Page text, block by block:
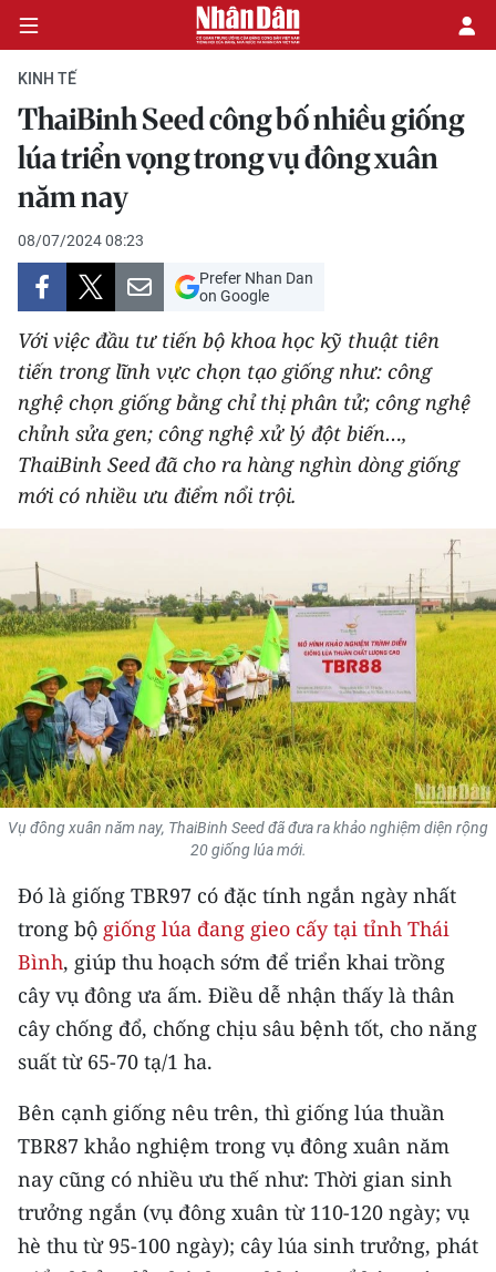
CHÍNH TRỊ
KINH TẾ
VĂN HÓA
XÃ HỘI
PHÁP LUẬT
DU LỊCH
THẾ GIỚI
THỂ THAO
GIÁO DỤC
Y TẾ
KHOA HỌC - CÔNG NGHỆ
MÔI TRƯỜNG
BẠN ĐỌC
KIỂM CHỨNG THÔNG TIN
TRI THỨC CHUYÊN SÂU
54 DÂN TỘC VIỆT NAM
CHƯƠNG TRÌNH OCOP - MỖI XÃ
MỘT SẢN PHẨM
RADIO
MEDIA CENTER
E-Magazine
Video
KINH TẾ
ThaiBinh Seed công bố nhiều giống
lúa triển vọng trong vụ đông xuân
năm nay
08/07/2024 08:23
Prefer Nhan Dan
on Google
Với việc đầu tư tiến bộ khoa học kỹ thuật tiên
tiến trong lĩnh vực chọn tạo giống như: công
nghệ chọn giống bằng chỉ thị phân tử; công nghệ
chỉnh sửa gen; công nghệ xử lý đột biến…,
ThaiBinh Seed đã cho ra hàng nghìn dòng giống
mới có nhiều ưu điểm nổi trội.
Vụ đông xuân năm nay, ThaiBinh Seed đã đưa ra khảo nghiệm diện rộng
20 giống lúa mới.
Đó là giống TBR97 có đặc tính ngắn ngày nhất
trong bộ giống lúa đang gieo cấy tại tỉnh Thái
Bình, giúp thu hoạch sớm để triển khai trồng
cây vụ đông ưa ấm. Điều dễ nhận thấy là thân
cây chống đổ, chống chịu sâu bệnh tốt, cho năng
suất từ 65-70 tạ/1 ha.
Bên cạnh giống nêu trên, thì giống lúa thuần
TBR87 khảo nghiệm trong vụ đông xuân năm
nay cũng có nhiều ưu thế như: Thời gian sinh
trưởng ngắn (vụ đông xuân từ 110-120 ngày; vụ
hè thu từ 95-100 ngày); cây lúa sinh trưởng, phát